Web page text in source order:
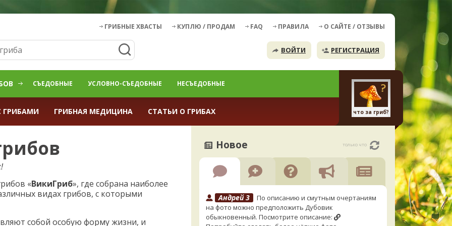
ГРИБНЫЕ ХВАСТЫ КУПЛЮ / ПРОДАМ FAQ ПРАВИЛА О САЙТЕ / ОТЗЫВЫ
ВОЙТИ РЕГИСТРАЦИЯ
СЪЕДОБНЫЕ УСЛОВНО-СЪЕДОБНЫЕ НЕСЪЕДОБНЫЕ
ГРИБАМИ ГРИБНАЯ МЕДИЦИНА СТАТЬИ О ГРИБАХ что за гриб?
«ВикиГриб», где собрана наиболее
видах грибов, с которыми
собой особую форму жизни, и
Новое только что
Андрей 3
По описанию и смутным очертаниям
на фото можно предположить Дубовик
обыкновенный. Посмотрите описание: